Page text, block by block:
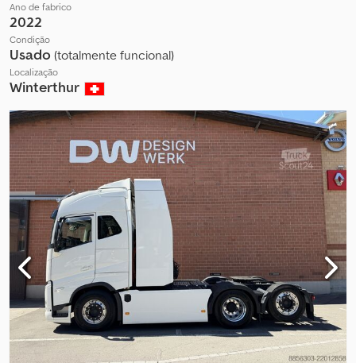
Ano de fabrico
2022
Condição
Usado (totalmente funcional)
Localização
Winterthur